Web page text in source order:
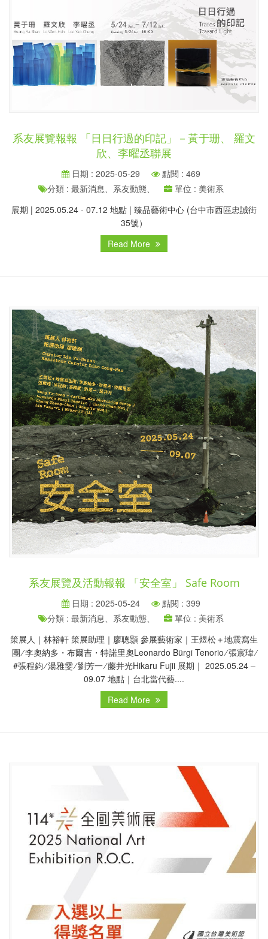
系友展覽報報 「日日行過的印記」－黃于珊、 羅文
欣、李曜丞聯展
日期 : 2025-05-29
點閱 : 469
分類 : 最新消息、系友動態、
單位 : 美術系
展期 | 2025.05.24 - 07.12 地點 | 臻品藝術中心 (台中市西區忠誠街
35號）
Read More
系友展覽及活動報報 「安全室」 Safe Room
日期 : 2025-05-24
點閱 : 399
分類 : 最新消息、系友動態、
單位 : 美術系
策展人｜林裕軒 策展助理｜廖聰顥 參展藝術家｜王煜松＋地震寫生
團 ∕ 李奧納多・布爾吉・特諾里奧Leonardo Bürgi Tenorio ∕ 張宸瑋 ∕
#張程鈞 ∕ 湯雅雯 ∕ 劉芳一 ∕ 藤井光Hikaru Fujii 展期｜ 2025.05.24 –
09.07 地點｜台北當代藝....
Read More